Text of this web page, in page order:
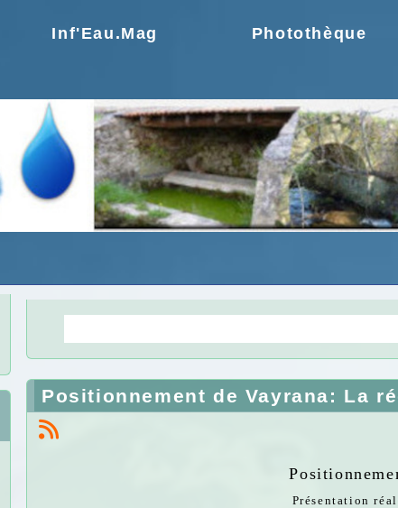
Inf'Eau.Mag Photothèque
Positionnement de Vayrana: La
Présentation